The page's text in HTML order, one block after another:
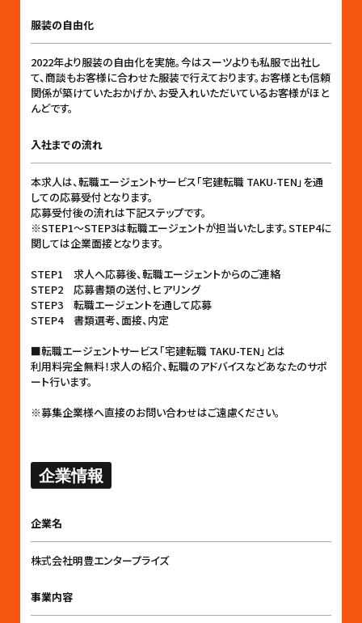
服装の自由化
2022年より服装の自由化を実施。今はスーツよりも私服で出社し
て、商談もお客様に合わせた服装で行えております。お客様とも信頼
関係が築けていたおかげか、お受入れいただいているお客様がほと
んどです。
入社までの流れ
本求人は、転職エージェントサービス「宅建転職 TAKU-TEN」を通
しての応募受付となります。
応募受付後の流れは下記ステップです。
※STEP1〜STEP3は転職エージェントが担当いたします。STEP4に
関しては企業面接となります。
STEP1 求人へ応募後、転職エージェントからのご連絡
STEP2 応募書類の送付、ヒアリング
STEP3 転職エージェントを通して応募
STEP4 書類選考、面接、内定
■転職エージェントサービス「宅建転職 TAKU-TEN」とは
利用料完全無料！求人の紹介、転職のアドバイスなどあなたのサポ
ート行います。
※募集企業様へ直接のお問い合わせはご遠慮ください。
企業情報
企業名
株式会社明豊エンタープライズ
事業内容